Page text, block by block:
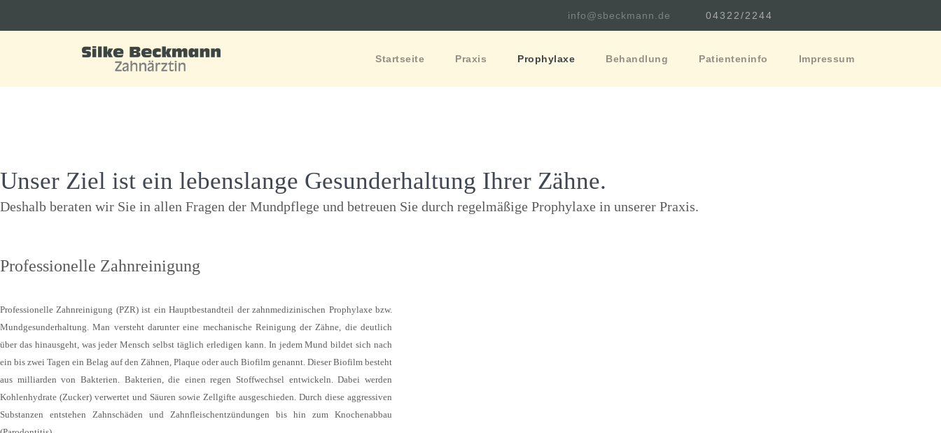
info@sbeckmann.de 04322/2244
Startseite Praxis Prophylaxe Behandlung Patienteninfo Impressum
Unser Ziel ist ein lebenslange Gesunderhaltung Ihrer Zähne.
Deshalb beraten wir Sie in allen Fragen der Mundpflege und betreuen Sie durch regelmäßige Prophylaxe in unserer Praxis.
Professionelle Zahnreinigung
Professionelle Zahnreinigung (PZR) ist ein Hauptbestandteil der zahnmedizinischen Prophylaxe bzw.
Mundgesunderhaltung. Man versteht darunter eine mechanische Reinigung der Zähne, die deutlich
über das hinausgeht, was jeder Mensch selbst täglich erledigen kann. In jedem Mund bildet sich nach
ein bis zwei Tagen ein Belag auf den Zähnen, Plaque oder auch Biofilm genannt. Dieser Biofilm besteht
aus milliarden von Bakterien. Bakterien, die einen regen Stoffwechsel entwickeln. Dabei werden
Kohlenhydrate (Zucker) verwertet und Säuren sowie Zellgifte ausgeschieden. Durch diese aggressiven
Substanzen entstehen Zahnschäden und Zahnfleischentzündungen bis hin zum Knochenabbau